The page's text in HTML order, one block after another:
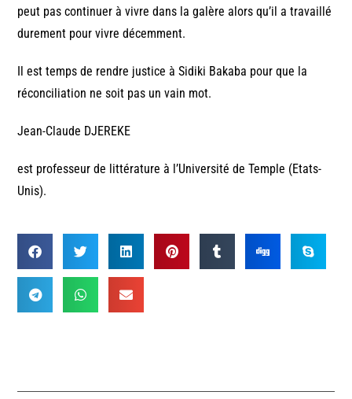
peut pas continuer à vivre dans la galère alors qu’il a travaillé
durement pour vivre décemment.
Il est temps de rendre justice à Sidiki Bakaba pour que la
réconciliation ne soit pas un vain mot.
Jean-Claude DJEREKE
est professeur de littérature à l’Université de Temple (Etats-
Unis).